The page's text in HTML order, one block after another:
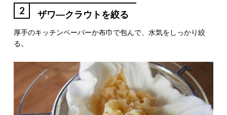
2 ザワ―クラウトを絞る
厚手のキッチンペーパーか布巾で包んで、水気をしっかり絞
る。